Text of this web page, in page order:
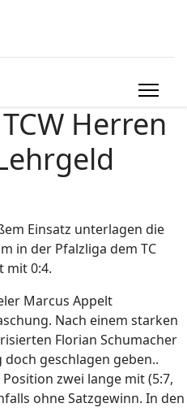
Herren
Einsatz unterlagen die
in der Pfalzliga dem TC
mit 0:4.
Marcus Appelt
Nach einem starken
Florian Schumacher
geschlagen geben..
zwei lange mit (5:7,
ohne Satzgewinn. In den